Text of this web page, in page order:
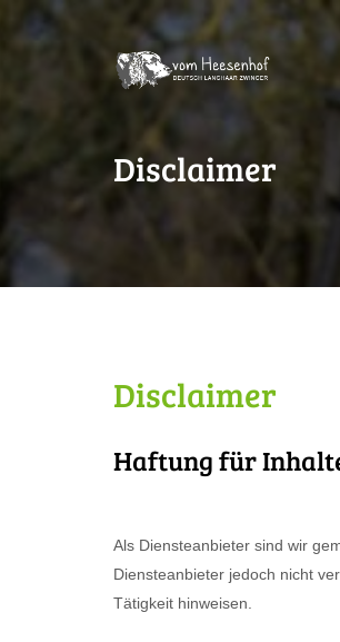
Disclaimer
Disclaimer
Haftung für
Als Diensteanbieter sind wir
Diensteanbieter jedoch nicht
Tätigkeit hinweisen.